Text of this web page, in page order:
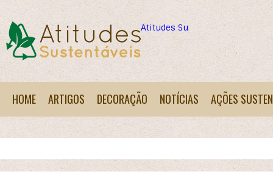
Atitudes Sustentáveis
HOME ARTIGOS DECORAÇÃO NOTÍCIAS AÇÕES